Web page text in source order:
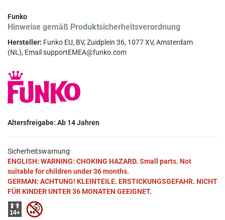
Funko
Hinweise gemäß Produktsicherheitsverordnung
Hersteller: Funko EU, BV, Zuidplein 36, 1077 XV, Amsterdam
(NL), Email supportEMEA@funko.com
Altersfreigabe: Ab 14 Jahren
Sicherheitswarnung
ENGLISH: WARNING: CHOKING HAZARD. Small parts. Not
suitable for children under 36 months.
GERMAN: ACHTUNG! KLEINTEILE. ERSTICKUNGSGEFAHR. NICHT
FÜR KINDER UNTER 36 MONATEN GEEIGNET.